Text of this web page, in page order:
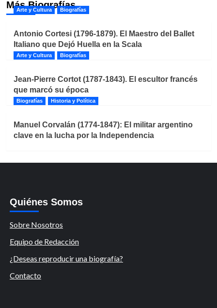
Más Biografías
Arte y Cultura Biografías
Antonio Cortesi (1796-1879). El Maestro del Ballet
Italiano que Dejó Huella en la Scala
Arte y Cultura Biografías
Jean-Pierre Cortot (1787-1843). El escultor francés
que marcó su época
Biografías Historia y Política
Manuel Corvalán (1774-1847): El militar argentino
clave en la lucha por la Independencia
Quiénes Somos
Sobre Nosotros
Equipo de Redacción
¿Deseas reproducir una biografía?
Contacto